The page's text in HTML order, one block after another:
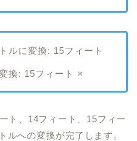
ルに変換: 15フィート
換: 15フィート ×
ト、14フィート、15フィー
ルへの変換が完了します。